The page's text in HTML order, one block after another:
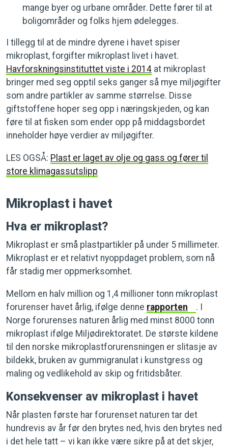
mange byer og urbane områder. Dette fører til at
boligområder og folks hjem ødelegges.
I tillegg til at de mindre dyrene i havet spiser
mikroplast, forgifter mikroplast livet i havet.
Havforskningsinstituttet viste i 2014 at mikroplast
bringer med seg opptil seks ganger så mye miljøgifter
som andre partikler av samme størrelse. Disse
giftstoffene hoper seg opp i næringskjeden, og kan
føre til at fisken som ender opp på middagsbordet
inneholder høye verdier av miljøgifter.
LES OGSÅ: Plast er laget av olje og gass og fører til
store klimagassutslipp
Mikroplast i havet
Hva er mikroplast?
Mikroplast er små plastpartikler på under 5 millimeter.
Mikroplast er et relativt nyoppdaget problem, som nå
får stadig mer oppmerksomhet.
Mellom en halv million og 1,4 millioner tonn mikroplast
forurenser havet årlig, ifølge denne rapporten
. I
Norge forurenses naturen årlig med minst 8000 tonn
mikroplast ifølge Miljødirektoratet. De største kildene
til den norske mikroplastforurensningen er slitasje av
bildekk, bruken av gummigranulat i kunstgress og
maling og vedlikehold av skip og fritidsbåter.
Konsekvenser av mikroplast i havet
Når plasten første har forurenset naturen tar det
hundrevis av år før den brytes ned, hvis den brytes ned
i det hele tatt – vi kan ikke være sikre på at det skjer,